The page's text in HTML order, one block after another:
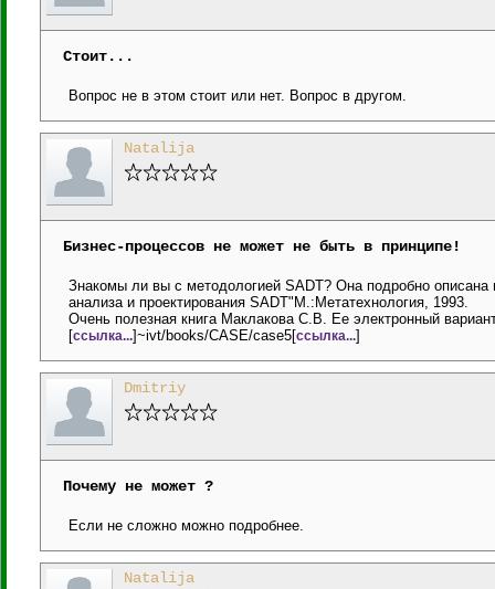
Стоит...
Вопрос не в этом стоит или нет. Вопрос в другом.
Natalija
Бизнес-процессов не может не быть в принципе!
Знакомы ли вы с методологией SADT? Она подробно
анализа и проектирования SADT"M.:Meтaтexнoлoгия, 1993.
Очень полезная книга Маклакова С.В. Ее электронный
[ссылка...]~ivt/books/CASE/case5[ссылка...]
Dmitriy
Почему не может ?
Если не сложно можно подробнее.
Natalija